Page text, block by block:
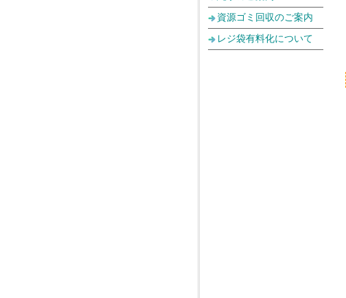
資源ゴミ回収のご案内
レジ袋有料化について